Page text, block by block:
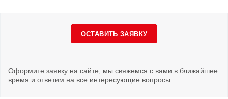
ОСТАВИТЬ ЗАЯВКУ
Оформите заявку на сайте, мы свяжемся с вами в ближайшее
время и ответим на все интересующие вопросы.